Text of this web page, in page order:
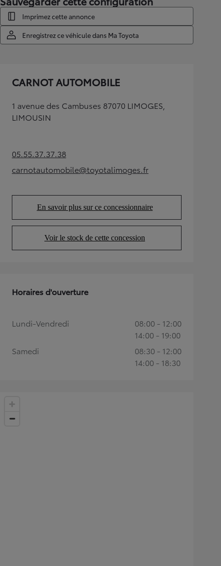
Imprimez cette annonce
Enregistrez ce véhicule dans Ma Toyota
CARNOT AUTOMOBILE
1 avenue des Cambuses 87070 LIMOGES,
LIMOUSIN
05.55.37.37.38(Opens in new tab)
carnotautomobile@toyotalimoges.fr
(Opens in new tab)
En savoir plus sur ce concessionnaire
(Opens in new tab)
Voir le stock de cette concession
(Opens in new tab)
Horaires d'ouverture
Lundi-Vendredi
08:00 - 12:00
14:00 - 19:00
Samedi
08:30 - 12:00
14:00 - 18:30